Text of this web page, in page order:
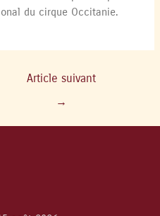
du cirque Occitanie.
Article suivant
→